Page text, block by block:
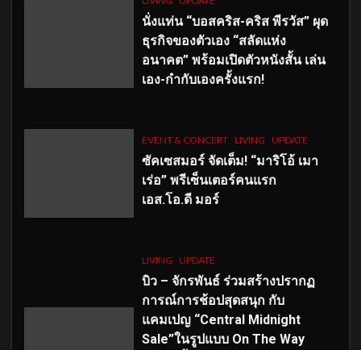
นั่งแท่น “บอสคริส-คริส พีรวัส” ผุด
ธุรกิจของตัวเอง “สลัดแห่ง
อนาคต” พร้อมเปิดตัวหนังสั้น เล่น
เอง-กำกับเองครั้งแรก!
EVENT & CONCERT LIVING UPDATE
ซัคเซสมอร์ จัดเต็ม! “มาริโอ้ เมา
เร่อ” พรีเซ็นเตอร์คนแรก
เอส.โอ.ดี มอร์
LIVING UPDATE
บิว – จักรพันธ์ ร่วมสร้างปรากฏ
การณ์การช้อปสุดสนุก กับ
แคมเปญ “Central Midnight
Sale”ในรูปแบบ On The Way